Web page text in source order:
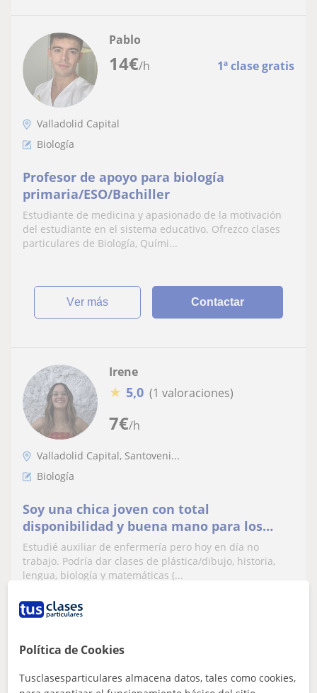
14€/h 1ª clase gratis
Pablo
Valladolid Capital
Biología
Profesor de apoyo para biología
primaria/ESO/Bachiller
Estudiante de medicina y apasionado de la motivación
del estudiante en el sistema educativo. Ofrezco clases
particulares de Biología, Quími...
ver más Contactar
7€/h
Irene
★ 5,0 (1 valoraciones)
Valladolid Capital, Santoveni...
Biología
Soy una chica joven con total
disponibilidad y buena mano para los
niños
Estudié auxiliar de enfermería pero hoy en día no
trabajo. Podría dar clases de plástica/dibujo, historia,
lengua, biología y matemáticas (...
Política de Cookies
Tusclasesparticulares almacena datos, tales como cookies,